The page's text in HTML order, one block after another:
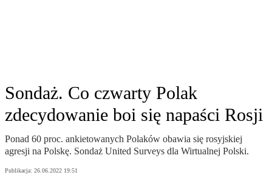
Sondaż. Co czwarty Polak
zdecydowanie boi się napaści Rosji
Ponad 60 proc. ankietowanych Polaków obawia się rosyjskiej
agresji na Polskę. Sondaż United Surveys dla Wirtualnej Polski.
Publikacja: 26.06.2022 19:51